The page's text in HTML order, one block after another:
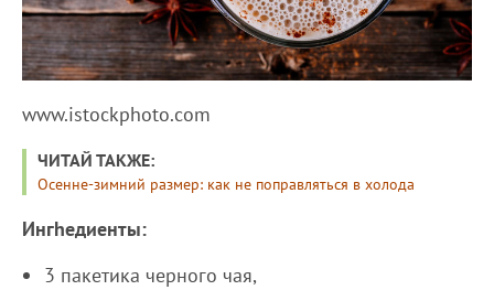
www.istockphoto.com
ЧИТАЙ ТАКЖЕ:
Осенне-зимний размер: как не поправляться в холода
Ингhедиенты:
3 пакетика черного чая,